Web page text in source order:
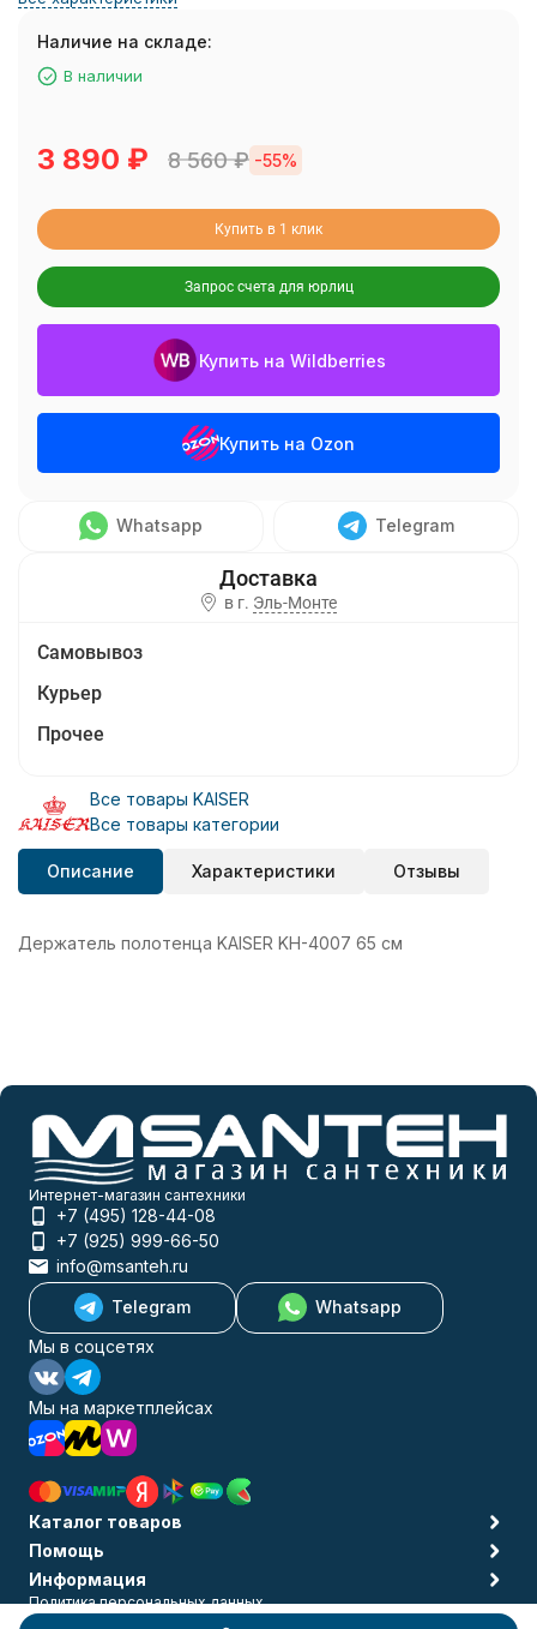
Наличие на складе:
В наличии
3 890 ₽ 8 560₽ -55%
Купить в 1 клик
Запрос счета для юрлиц
Купить на Wildberries
Купить на Ozon
Whatsapp Telegram
в г. Эль-Монте
Самовывоз
Курьер
Прочее
Все товары KAISER
Все товары категории
Описание Характеристики Отзывы
Держатель полотенца KAISER KH-4007 65 см
Интернет-магазин сантехники
+7 (495) 128-44-08
+7 (925) 999-66-50
info@msanteh.ru
Telegram
Whatsapp
Мы в соцсетях
Мы на маркетплейсах
Каталог товаров
Помощь
Информация
Политика персональных данных
© 2009-2026 MSANTEH